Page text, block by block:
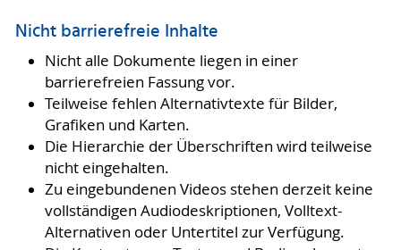
Nicht barrierefreie Inhalte
Nicht alle Dokumente liegen in einer
barrierefreien Fassung vor.
Teilweise fehlen Alternativtexte für Bilder,
Grafiken und Karten.
Die Hierarchie der Überschriften wird teilweise
nicht eingehalten.
Zu eingebundenen Videos stehen derzeit keine
vollständigen Audiodeskriptionen, Volltext-
Alternativen oder Untertitel zur Verfügung.